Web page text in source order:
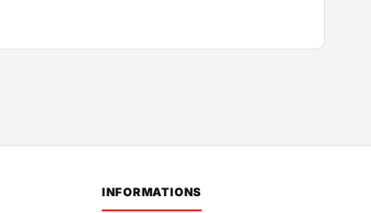
INFORMATIONS